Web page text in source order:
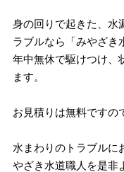
身の回りで起きた、水
ラブルなら「みやざき
年中無休で駆けつけ、
ます。
お見積りは無料ですの
水まわりのトラブルに
やざき水道職人を是非